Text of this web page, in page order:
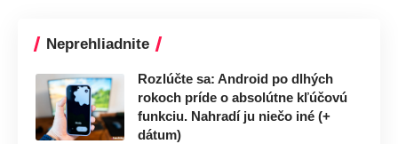
Neprehliadnite
Rozlúčte sa: Android po dlhých
rokoch príde o absolútne kľúčovú
funkciu. Nahradí ju niečo iné (+
dátum)